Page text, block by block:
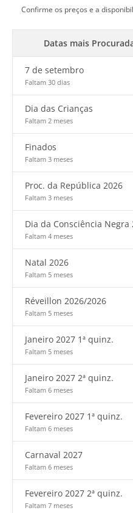
Confirme os preços e a
Datas mais
7 de setembro
Faltam 30 dias
Dia das Crianças
Faltam 2 meses
Finados
Faltam 3 meses
Proc. da República 2026
Faltam 3 meses
Dia da Consciência Negra
Faltam 4 meses
Natal 2026
Faltam 5 meses
Réveillon 2026/2026
Faltam 5 meses
Janeiro 2027 1ª quinz.
Faltam 5 meses
Janeiro 2027 2ª quinz.
Faltam 6 meses
Fevereiro 2027 1ª quinz.
Faltam 6 meses
Carnaval 2027
Faltam 6 meses
Fevereiro 2027 2ª quinz.
Faltam 7 meses